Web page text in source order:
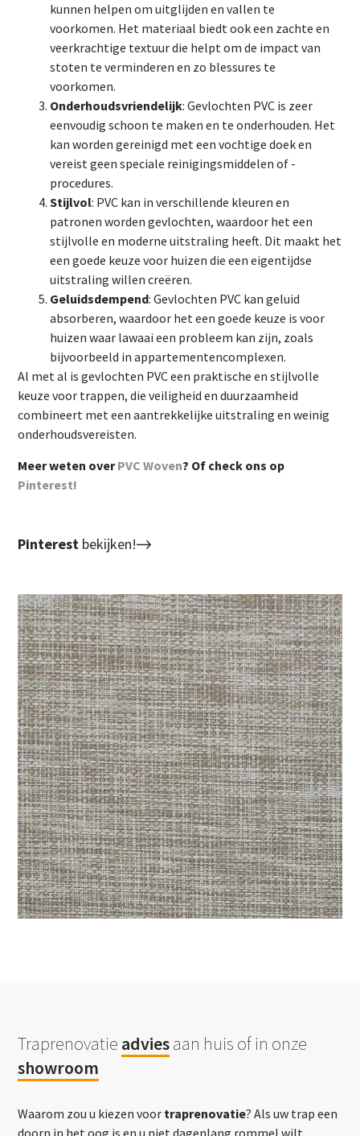
kunnen helpen om uitglijden en vallen te
voorkomen. Het materiaal biedt ook een zachte en
veerkrachtige textuur die helpt om de impact van
stoten te verminderen en zo blessures te
voorkomen.
Onderhoudsvriendelijk: Gevlochten PVC is zeer
eenvoudig schoon te maken en te onderhouden. Het
kan worden gereinigd met een vochtige doek en
vereist geen speciale reinigingsmiddelen of -
procedures.
Stijlvol: PVC kan in verschillende kleuren en
patronen worden gevlochten, waardoor het een
stijlvolle en moderne uitstraling heeft. Dit maakt het
een goede keuze voor huizen die een eigentijdse
uitstraling willen creëren.
Geluidsdempend: Gevlochten PVC kan geluid
absorberen, waardoor het een goede keuze is voor
huizen waar lawaai een probleem kan zijn, zoals
bijvoorbeeld in appartementencomplexen.
Al met al is gevlochten PVC een praktische en stijlvolle
keuze voor trappen, die veiligheid en duurzaamheid
combineert met een aantrekkelijke uitstraling en weinig
onderhoudsvereisten.
Meer weten overPVC Woven? Of check ons op
Pinterest!
Pinterest bekijken!
Traprenovatie adviesaan huis of in onze
showroom
Waarom zou u kiezen voor traprenovatie? Als uw trap een
doorn in het oog is en u niet dagenlang rommel wilt